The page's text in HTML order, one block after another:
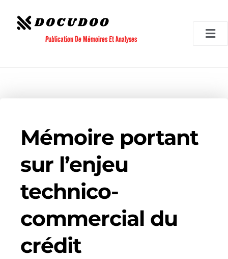
contenu
Publication De Mémoires Et Analyses
Mémoire portant
sur l’enjeu
technico-
commercial du
crédit